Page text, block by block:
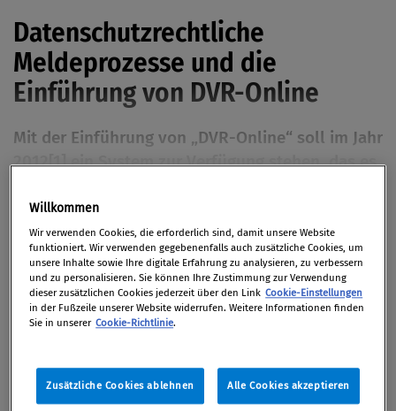
Datenschutzrechtliche
Meldeprozesse und die
Einführung von DVR-Online
Mit der Einführung von „DVR-Online“ soll im Jahr
2012[1] ein System zur Verfügung stehen, das es
Webseite der Datenschutzkommission das
Datenverarbeitungsregister abzufragen und die
nach Datenschutzgesetz vorgeschriebenen
Meldungen an die Datenschutzkommission zu
erstatten.[2] Dieser Artikel nimmt die geplante
Einführung von „DVR-Online“ zum Anlass, die
Datenschutzgesetz zu beleuchten und „DVR-
Online“ kurz vorzustellen.
Willkommen
Wir verwenden Cookies, die erforderlich sind, damit unsere Website
funktioniert. Wir verwenden gegebenenfalls auch zusätzliche Cookies, um
unsere Inhalte sowie Ihre digitale Erfahrung zu analysieren, zu verbessern
und zu personalisieren. Sie können Ihre Zustimmung zur Verwendung
dieser zusätzlichen Cookies jederzeit über den Link Cookie-Einstellungen
in der Fußzeile unserer Website widerrufen. Weitere Informationen finden
Sie in unserer Cookie-Richtlinie.
Zusätzliche Cookies ablehnen Alle Cookies akzeptieren